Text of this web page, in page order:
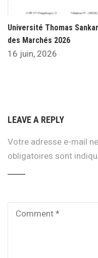
Université Thomas
des Marchés 2026
16 juin, 2026
LEAVE A REPLY
Votre adresse e-mail
obligatoires sont